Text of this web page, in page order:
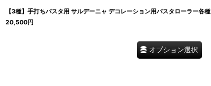
【3種】手打ちパスタ用 サルデーニャ デコレーション用パスタローラー各種
20,500円
オプション選択